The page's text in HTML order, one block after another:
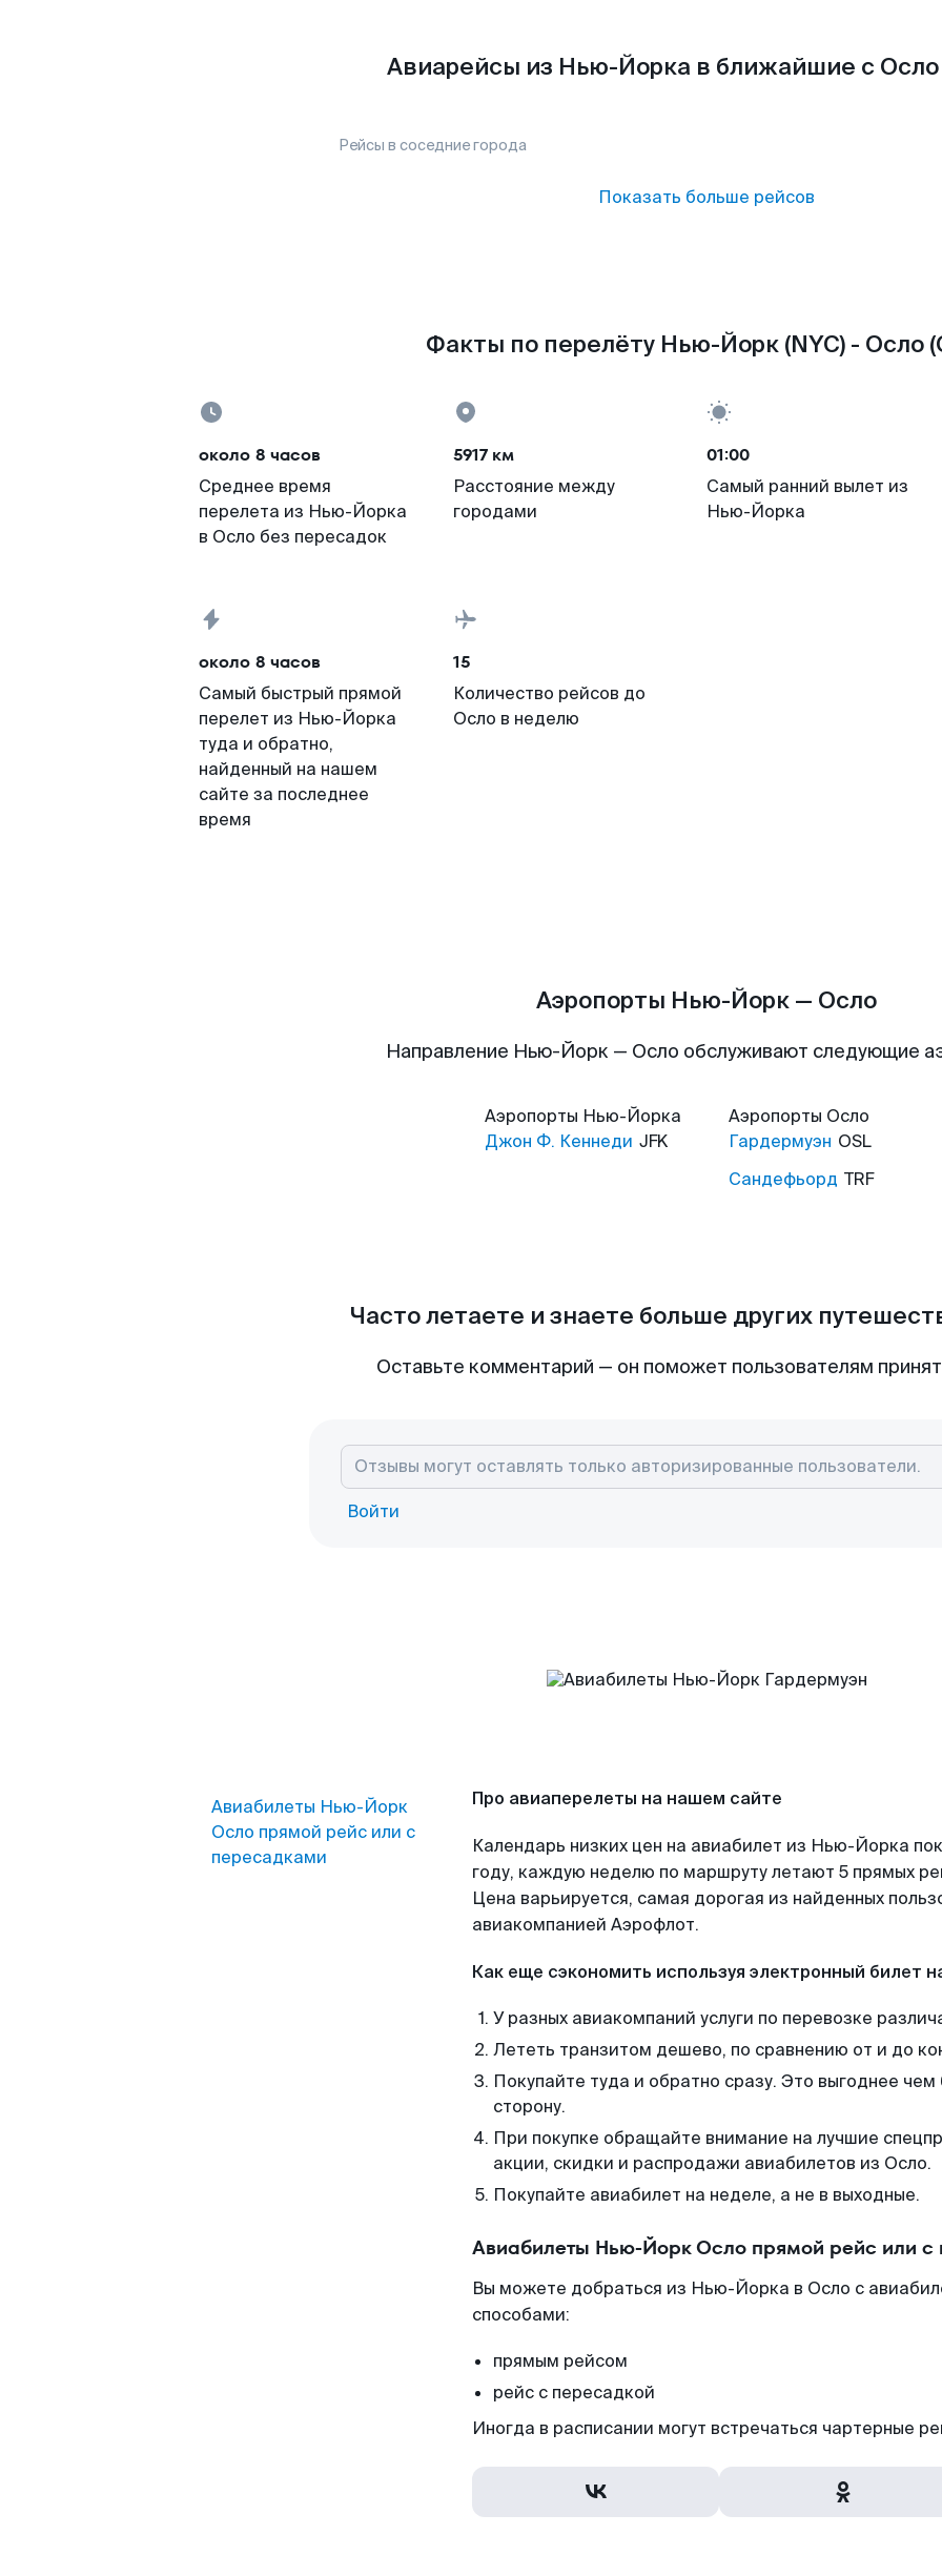
Авиарейсы из Нью-Йорка в ближайшие с Осло
Рейсы в соседние города
Показать больше рейсов
Факты по перелёту Нью-Йорк (NYC) - Осло
около 8 часов
Среднее время
перелета из Нью-Йорка
в Осло без пересадок
5917 км
Расстояние между
городами
01:00
Самый ранний вылет из
Нью-Йорка
около 8 часов
Самый быстрый прямой
перелет из Нью-Йорка
туда и обратно,
найденный на нашем
сайте за последнее
время
15
Количество рейсов до
Осло в неделю
Аэропорты Нью-Йорк — Осло
Направление Нью-Йорк — Осло обслуживают следующие
Аэропорты Нью-Йорка
Джон Ф. Кеннеди JFK
Аэропорты Осло
Гардермуэн OSL
Сандефьорд TRF
Часто летаете и знаете больше других
Оставьте комментарий — он поможет пользователям
Войти
Авиабилеты Нью-Йорк
Осло прямой рейс или с
пересадками
Про авиаперелеты на нашем сайте
Календарь низких цен на авиабилет из Нью-Йорка
году, каждую неделю по маршруту летают 5 прямых
Цена варьируется, самая дорогая из найденных
авиакомпанией Аэрофлот.
Как еще сэкономить используя электронный билет
У разных авиакомпаний услуги по перевозке
Лететь транзитом дешево, по сравнению от и до
Покупайте туда и обратно сразу. Это выгоднее
сторону.
При покупке обращайте внимание на лучшие
акции, скидки и распродажи авиабилетов из Осло.
Покупайте авиабилет на неделе, а не в выходные.
Авиабилеты Нью-Йорк Осло прямой рейс или с
Вы можете добраться из Нью-Йорка в Осло с
способами:
прямым рейсом
рейс с пересадкой
Иногда в расписании могут встречаться чартерные